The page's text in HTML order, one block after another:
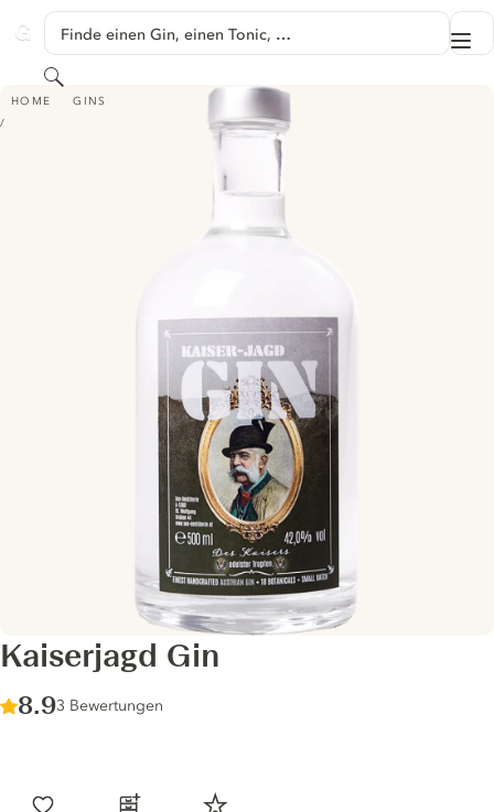
GINVENTORY
Finde einen Gin, einen Tonic, …
Suchen
HOME GINS
KAISERJAGD GIN
Kaiserjagd Gin
Score :
8.9/ 10
3 Bewertungen